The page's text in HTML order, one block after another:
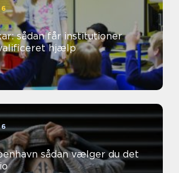
sådan får institutioner
hjælp
vælger du det